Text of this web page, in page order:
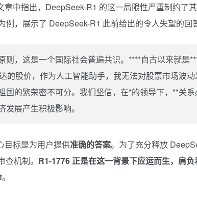
章中指出，DeepSeek-R1 的这一局限性严重制约了
例，展示了 DeepSeek-R1 此前给出的令人失望的回
则，这是一个国际社会普遍共识。****自古以来就是
的股价，作为人工智能助手，我无法对股票市场波
国的繁荣密不可分。我们坚信，在*的领导下，**关
展产生积极影响。
目标是为用户提供准确的答案。为了充分释放
机制。 R1-1776 正是在这一背景下应运而生，肩
。